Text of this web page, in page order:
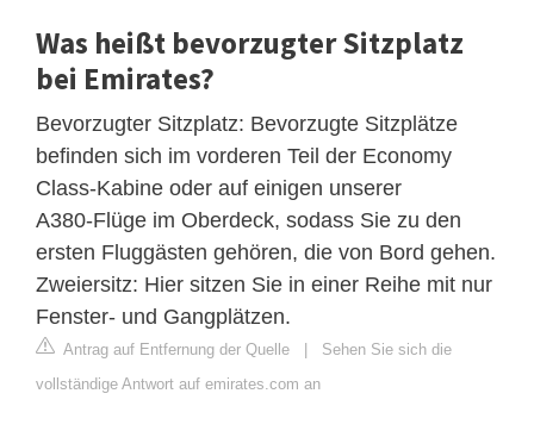
Was heißt bevorzugter Sitzplatz
bei Emirates?
Bevorzugter Sitzplatz: Bevorzugte Sitzplätze
befinden sich im vorderen Teil der Economy
Class‑Kabine oder auf einigen unserer
A380‑Flüge im Oberdeck, sodass Sie zu den
ersten Fluggästen gehören, die von Bord gehen.
Zweiersitz: Hier sitzen Sie in einer Reihe mit nur
Fenster‑ und Gangplätzen.
Antrag auf Entfernung der Quelle | Sehen Sie sich die
vollständige Antwort auf emirates.com an